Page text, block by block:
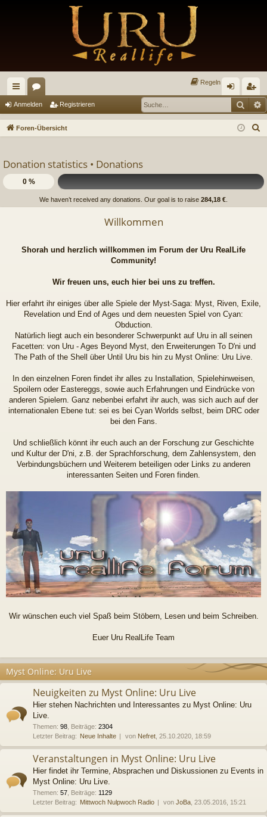
ch
ne
riff
or
en
Regeln
m
n
eg
ist
n
Anmelden Registrieren
Foren-Übersicht
e
Donation statistics • Donations
0 %
We haven’t received any donations. Our goal is to raise 284,18 €
Willkommen
Shorah und herzlich willkommen im Forum der Uru RealLife
Community!
Wir freuen uns, euch hier bei uns zu treffen.
Hier erfahrt ihr einiges über alle Spiele der Myst-Saga: Myst, Riven, Exile,
Revelation und End of Ages und dem neuesten Spiel von Cyan:
Obduction.
Natürlich liegt auch ein besonderer Schwerpunkt auf Uru in all seinen
Facetten: von Uru - Ages Beyond Myst, den Erweiterungen To D'ni und
The Path of the Shell über Until Uru bis hin zu Myst Online: Uru Live.
In den einzelnen Foren findet ihr alles zu Installation, Spielehinweisen,
Spoilern oder Eastereggs, sowie auch Erfahrungen und Eindrücke von
anderen Spielern. Ganz nebenbei erfahrt ihr auch, was sich auch auf der
internationalen Ebene tut: sei es bei Cyan Worlds selbst, beim DRC oder
bei den Fans.
Und schließlich könnt ihr euch auch an der Forschung zur Geschichte
und Kultur der D'ni, z.B. der Sprachforschung, dem Zahlensystem, den
Verbindungsbüchern und Weiterem beteiligen oder Links zu anderen
interessanten Seiten und Foren finden.
Wir wünschen euch viel Spaß beim Stöbern, Lesen und beim Schreiben.
Euer Uru RealLife Team
Myst Online: Uru Live
Neuigkeiten zu Myst Online: Uru Live
Hier stehen Nachrichten und Interessantes zu Myst Online: Uru
Live.
Themen: 98 Beiträge: 2304
Letzter Beitrag: Neue Inhalte von Nefret , 25.10.2020, 18:59
Veranstaltungen in Myst Online: Uru Live
Hier findet ihr Termine, Absprachen und Diskussionen zu Events in
Myst Online: Uru Live.
Themen: 57 Beiträge: 1129
Letzter Beitrag: Mittwoch Nulpwoch Radio von JoBa , 23.05.2016, 15:21